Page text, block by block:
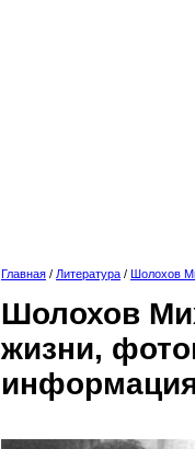
Главная / Литература / Шолохов
Шолохов
жизни,